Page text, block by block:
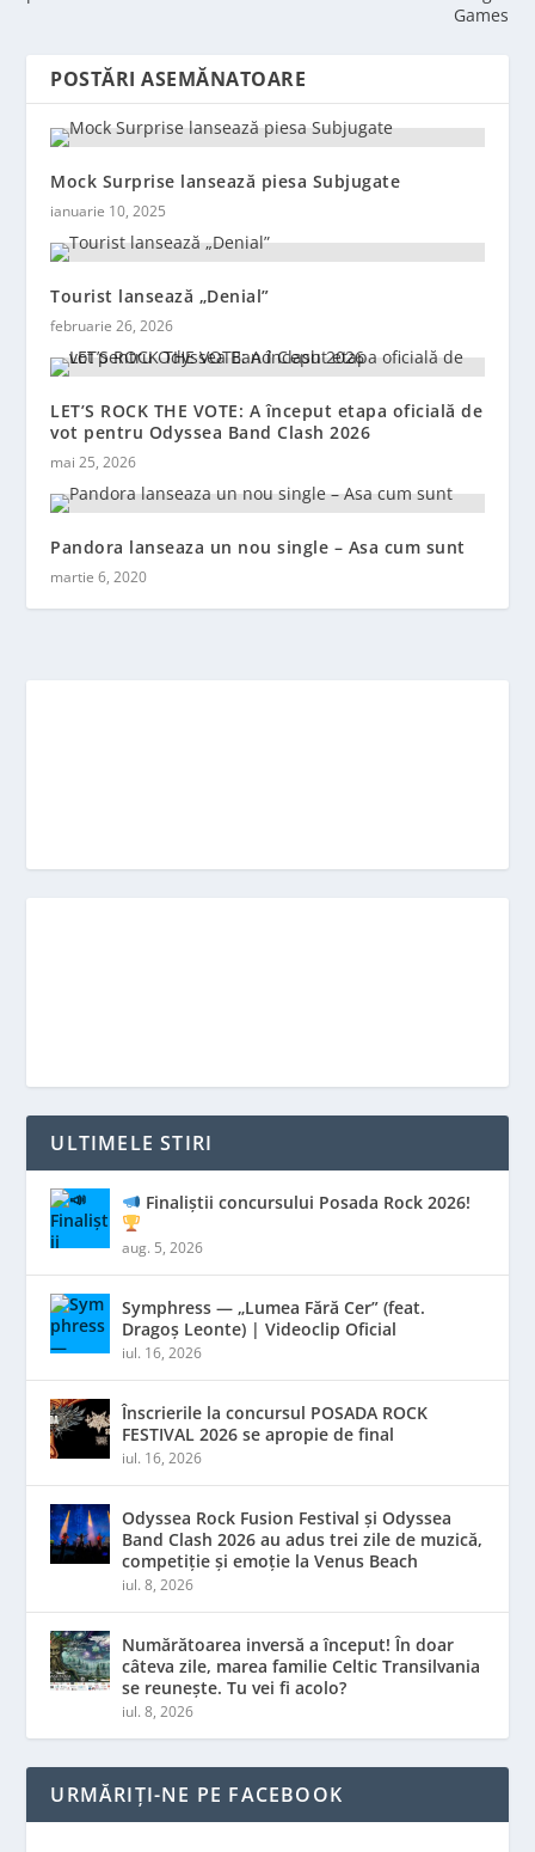
Games
POSTĂRI ASEMĂNATOARE
Mock Surprise lansează piesa Subjugate
ianuarie 10, 2025
Tourist lansează „Denial”
februarie 26, 2026
LET’S ROCK THE VOTE: A început etapa oficială de
vot pentru Odyssea Band Clash 2026
mai 25, 2026
Pandora lanseaza un nou single – Asa cum sunt
martie 6, 2020
ULTIMELE STIRI
Finaliștii concursului Posada Rock 2026!
aug. 5, 2026
Symphress — „Lumea Fără Cer” (feat.
Dragoș Leonte) | Videoclip Oficial
iul. 16, 2026
Înscrierile la concursul POSADA ROCK
FESTIVAL 2026 se apropie de final
iul. 16, 2026
Odyssea Rock Fusion Festival și Odyssea
Band Clash 2026 au adus trei zile de muzică,
competiție și emoție la Venus Beach
iul. 8, 2026
Numărătoarea inversă a început! În doar
câteva zile, marea familie Celtic Transilvania
se reunește. Tu vei fi acolo?
iul. 8, 2026
URMĂRIȚI-NE PE FACEBOOK